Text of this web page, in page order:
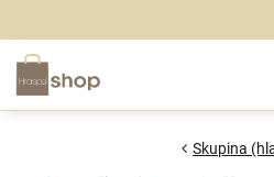
Skupina